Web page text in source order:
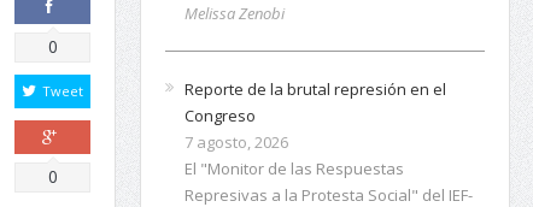
Comparte
0
Tweet
Comparte
0
Melissa Zenobi
Reporte de la brutal represión en el
Congreso
7 agosto, 2026
El "Monitor de las Respuestas
Represivas a la Protesta Social" del IEF-